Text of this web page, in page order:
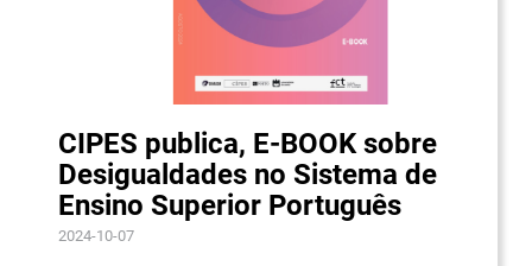
CIPES publica, E-BOOK sobre
Desigualdades no Sistema de
Ensino Superior Português
2024-10-07